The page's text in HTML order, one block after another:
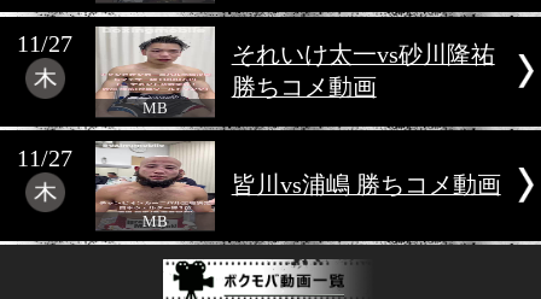
MB
コメ動画
11/28
MB
OPBFアトム級王者
11/27
それいけ太一vs砂